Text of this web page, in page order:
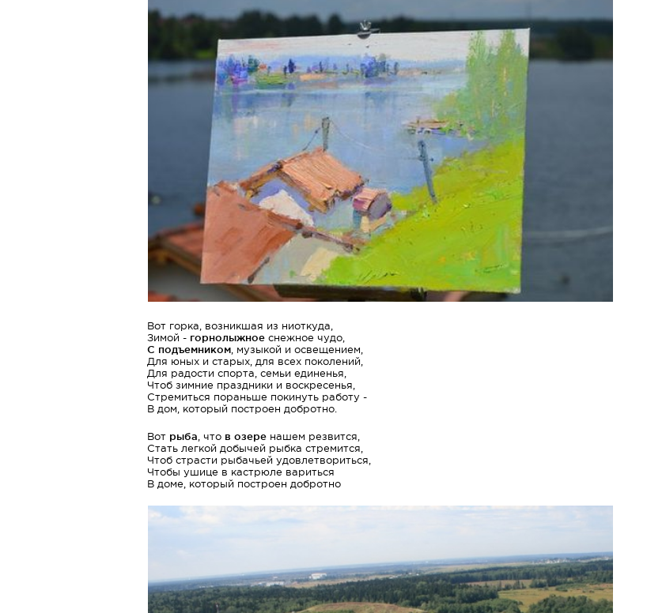
Вот горка, возникшая из ниоткуда,
Зимой - горнолыжное снежное чудо,
С подъемником , музыкой и освещением,
Для юных и старых, для всех поколений,
Для радости спорта, семьи единенья,
Чтоб зимние праздники и воскресенья,
Стремиться пораньше покинуть работу -
В дом, который построен добротно.
Вот рыба , что в озере нашем резвится,
Стать легкой добычей рыбка стремится,
Чтоб страсти рыбачьей удовлетвориться,
Чтобы ушице в кастрюле вариться
В доме, который построен добротно